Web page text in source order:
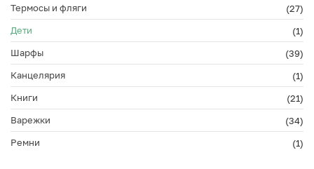
Термосы и фляги
(27)
Дети
(1)
Шарфы
(39)
Канцелярия
(1)
Книги
(21)
Варежки
(34)
Ремни
(1)